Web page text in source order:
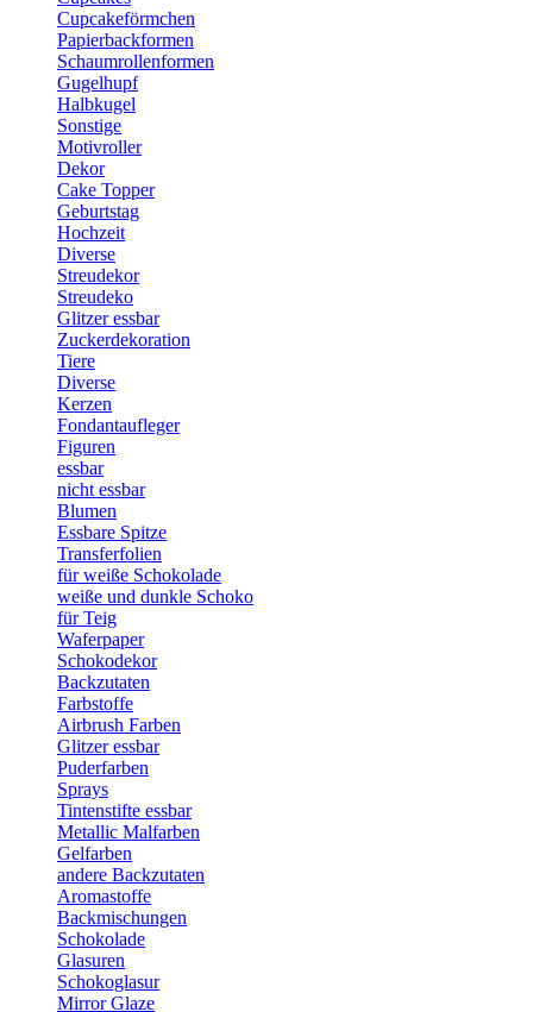
Cupcakeförmchen
Papierbackformen
Schaumrollenformen
Gugelhupf
Halbkugel
Sonstige
Motivroller
Dekor
Cake Topper
Geburtstag
Hochzeit
Diverse
Streudekor
Streudeko
Glitzer essbar
Zuckerdekoration
Tiere
Diverse
Kerzen
Fondantaufleger
Figuren
essbar
nicht essbar
Blumen
Essbare Spitze
Transferfolien
für weiße Schokolade
weiße und dunkle Schoko
für Teig
Waferpaper
Schokodekor
Backzutaten
Farbstoffe
Airbrush Farben
Glitzer essbar
Puderfarben
Sprays
Tintenstifte essbar
Metallic Malfarben
Gelfarben
andere Backzutaten
Aromastoffe
Backmischungen
Schokolade
Glasuren
Schokoglasur
Mirror Glaze